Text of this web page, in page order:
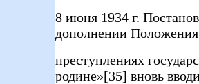
8 июня 1934 г.
дополнении
преступлениях
родине»[35] вновь